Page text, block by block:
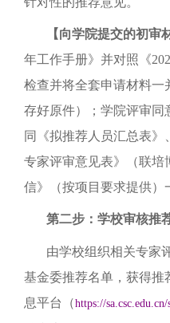
【向学院提交的初审
年工作手册》并对照《
检查并将全套申请材料一
存好原件）；学院评审同
同《拟推荐人员汇总表
专家评审意见表》（联培
信》（按项目要求提供）
第二步：学校审核推
由学校组织相关专家
基金委推荐名单，获得推
息平台（https://sa.csc.edu.cn/